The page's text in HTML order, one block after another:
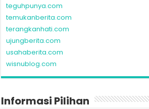
teguhpunya.com
temukanberita.com
terangkanhati.com
ujungberita.com
usahaberita.com
wisnublog.com
Informasi Pilihan